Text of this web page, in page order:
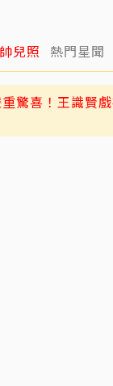
兒照 熱門星聞
驚喜！王識賢